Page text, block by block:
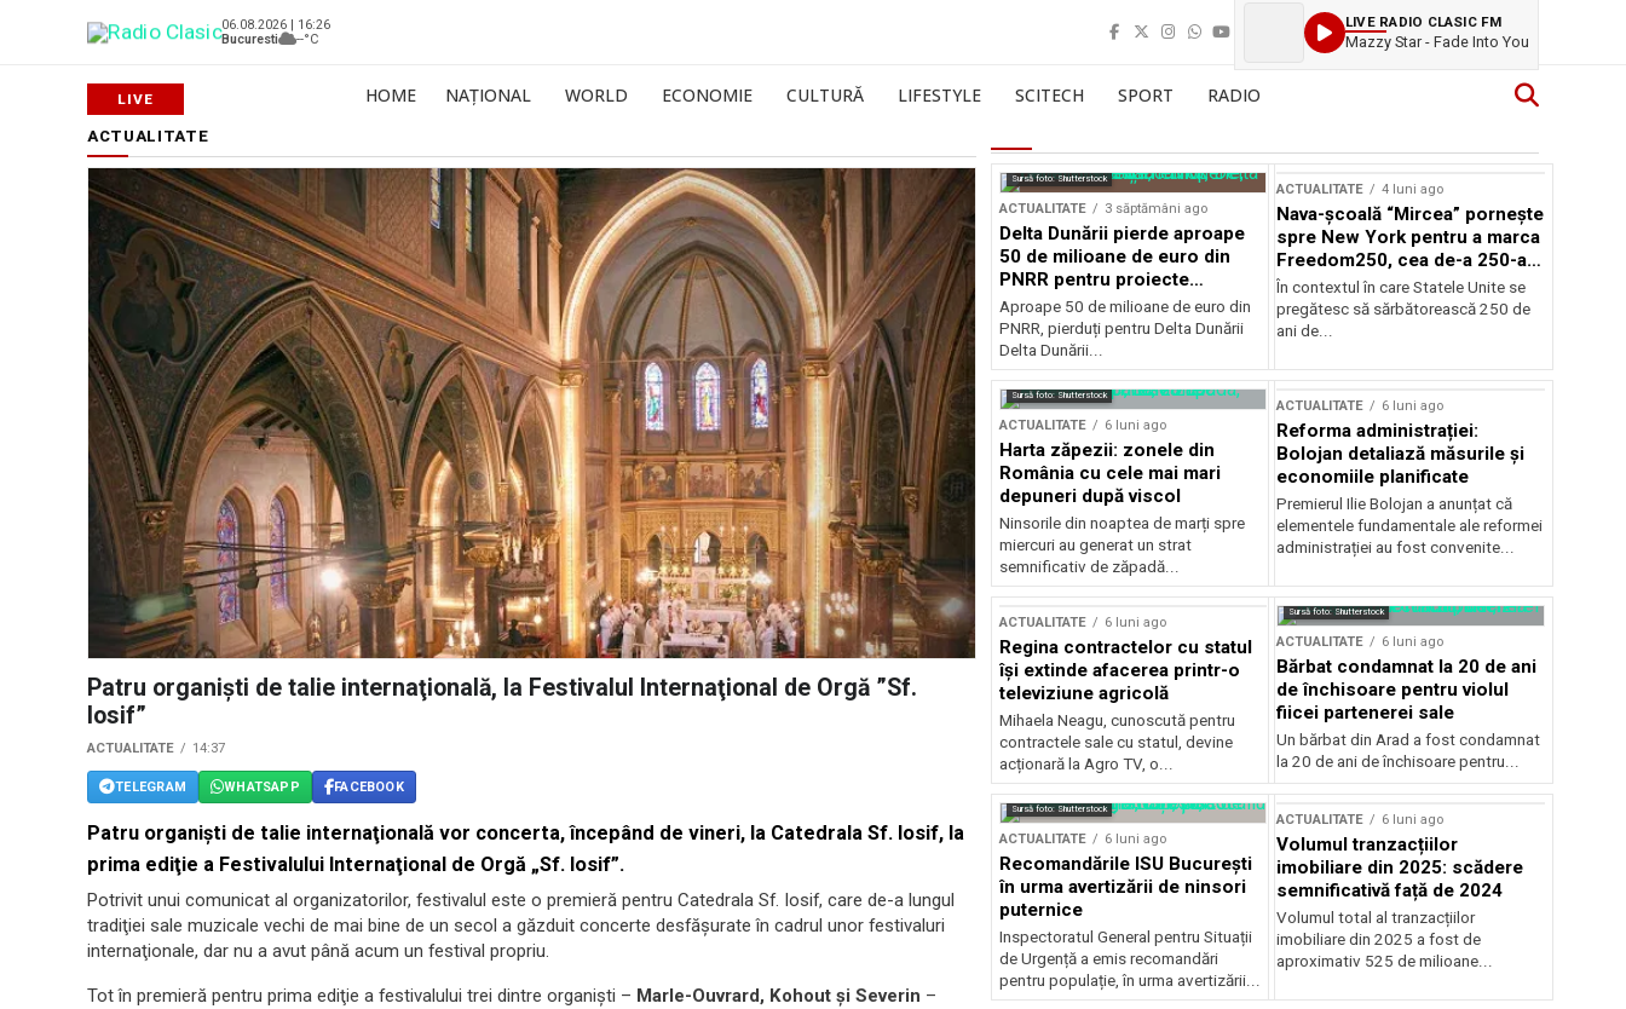
06.08.2026 | 16:26
Bucuresti
--°C
LIVE RADIO CLASIC FM
Mazzy Star - Fade Into You
HOME NAȚIONAL WORLD ECONOMIE CULTURĂ LIFESTYLE SCITECH SPORT RADIO
ACTUALITATE
Patru organişti de talie internaţională, la Festivalul Internaţional de Orgă ”Sf.
Iosif”
ACTUALITATE 14:37
TELEGRAM WHATSAPP FACEBOOK
Patru organişti de talie internaţională vor concerta, începând de vineri, la Catedrala Sf. Iosif, la
prima ediţie a Festivalului Internaţional de Orgă „Sf. Iosif”.
Potrivit unui comunicat al organizatorilor, festivalul este o premieră pentru Catedrala Sf. Iosif, care de-a lungul
tradiţiei sale muzicale vechi de mai bine de un secol a găzduit concerte desfăşurate în cadrul unor festivaluri
internaţionale, dar nu a avut până acum un festival propriu.
Tot în premieră pentru prima ediţie a festivalului trei dintre organişti – Marle-Ouvrard, Kohout şi Severin –
Sursă foto: Shutterstock
ACTUALITATE 3 săptămâni ago
Delta Dunării pierde aproape
50 de milioane de euro din
PNRR pentru proiecte
esențiale
Aproape 50 de milioane de euro din
PNRR, pierduți pentru Delta Dunării
Delta Dunării...
ACTUALITATE 4 luni ago
Nava-școală “Mircea” pornește
spre New York pentru a marca
Freedom250, cea de-a 250-a
aniversare a Statelor Unite
În contextul în care Statele Unite se
pregătesc să sărbătorească 250 de
ani de...
Sursă foto: Shutterstock
ACTUALITATE 6 luni ago
Harta zăpezii: zonele din
România cu cele mai mari
depuneri după viscol
Ninsorile din noaptea de marți spre
miercuri au generat un strat
semnificativ de zăpadă...
ACTUALITATE 6 luni ago
Reforma administrației:
Bolojan detaliază măsurile și
economiile planificate
Premierul Ilie Bolojan a anunțat că
elementele fundamentale ale reformei
administrației au fost convenite...
ACTUALITATE 6 luni ago
Regina contractelor cu statul
își extinde afacerea printr-o
televiziune agricolă
Mihaela Neagu, cunoscută pentru
contractele sale cu statul, devine
acționară la Agro TV, o...
Sursă foto: Shutterstock
ACTUALITATE 6 luni ago
Bărbat condamnat la 20 de ani
de închisoare pentru violul
fiicei partenerei sale
Un bărbat din Arad a fost condamnat
la 20 de ani de închisoare pentru...
Sursă foto: Shutterstock
ACTUALITATE 6 luni ago
Recomandările ISU București
în urma avertizării de ninsori
puternice
Inspectoratul General pentru Situații
de Urgență a emis recomandări
pentru populație, în urma avertizării...
ACTUALITATE 6 luni ago
Volumul tranzacțiilor
imobiliare din 2025: scădere
semnificativă față de 2024
Volumul total al tranzacțiilor
imobiliare din 2025 a fost de
aproximativ 525 de milioane...